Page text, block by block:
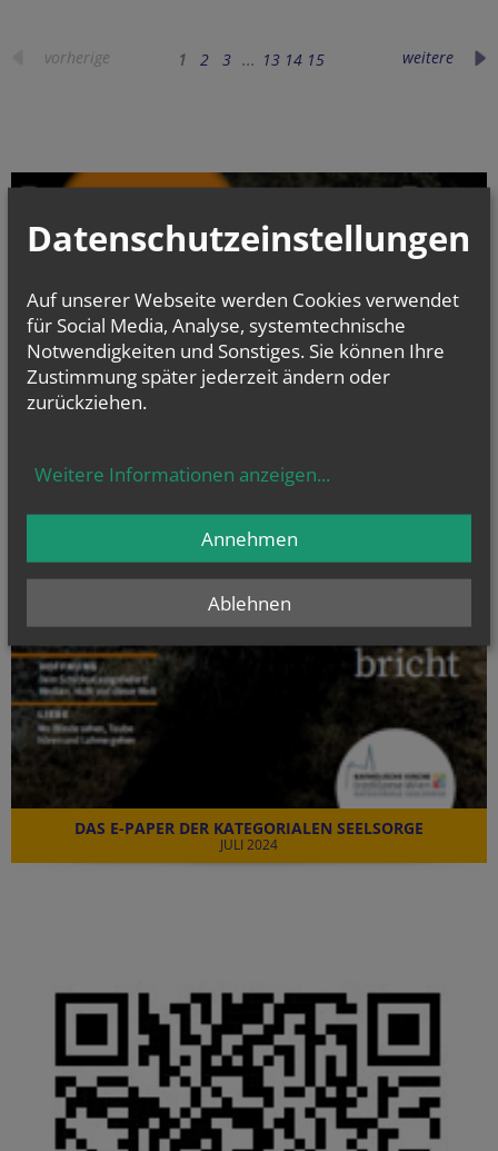
vorherige 1 2 3 ... 13 14 15 weitere
DAS E-PAPER DER KATEGORIALEN SEELSORGE
JULI 2024
Datenschutzeinstellungen
Auf unserer Webseite werden Cookies verwendet
für Social Media, Analyse, systemtechnische
Notwendigkeiten und Sonstiges. Sie können Ihre
Zustimmung später jederzeit ändern oder
zurückziehen.
Weitere Informationen anzeigen...
Ablehnen
Annehmen